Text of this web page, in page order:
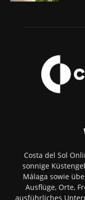
Costa del Sol
sonnige
Málaga sowie
Ausflüge, Orte,
ausführliches